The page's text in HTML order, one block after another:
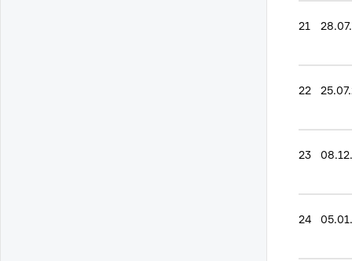
21
22
23
24